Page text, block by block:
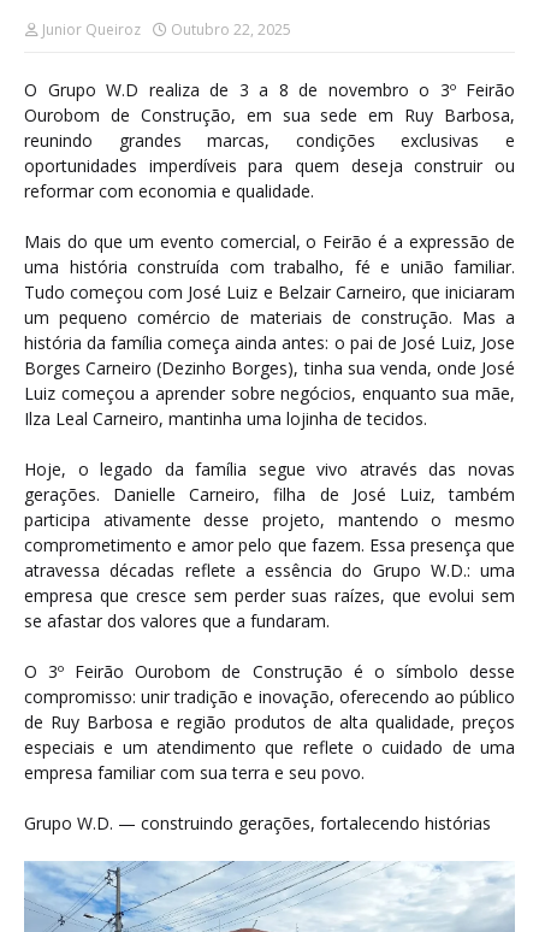
Junior Queiroz Outubro 22, 2025
O Grupo W.D realiza de 3 a 8 de novembro o 3º Feirão
Ourobom de Construção, em sua sede em Ruy Barbosa,
reunindo grandes marcas, condições exclusivas e
oportunidades imperdíveis para quem deseja construir ou
reformar com economia e qualidade.
Mais do que um evento comercial, o Feirão é a expressão de
uma história construída com trabalho, fé e união familiar.
Tudo começou com José Luiz e Belzair Carneiro, que iniciaram
um pequeno comércio de materiais de construção. Mas a
história da família começa ainda antes: o pai de José Luiz, Jose
Borges Carneiro (Dezinho Borges), tinha sua venda, onde José
Luiz começou a aprender sobre negócios, enquanto sua mãe,
Ilza Leal Carneiro, mantinha uma lojinha de tecidos.
Hoje, o legado da família segue vivo através das novas
gerações. Danielle Carneiro, filha de José Luiz, também
participa ativamente desse projeto, mantendo o mesmo
comprometimento e amor pelo que fazem. Essa presença que
atravessa décadas reflete a essência do Grupo W.D.: uma
empresa que cresce sem perder suas raízes, que evolui sem
se afastar dos valores que a fundaram.
O 3º Feirão Ourobom de Construção é o símbolo desse
compromisso: unir tradição e inovação, oferecendo ao público
de Ruy Barbosa e região produtos de alta qualidade, preços
especiais e um atendimento que reflete o cuidado de uma
empresa familiar com sua terra e seu povo.
Grupo W.D. — construindo gerações, fortalecendo histórias